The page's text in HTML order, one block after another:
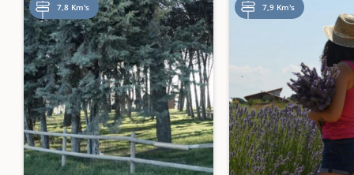
7,8 Km's 7,9 Km's